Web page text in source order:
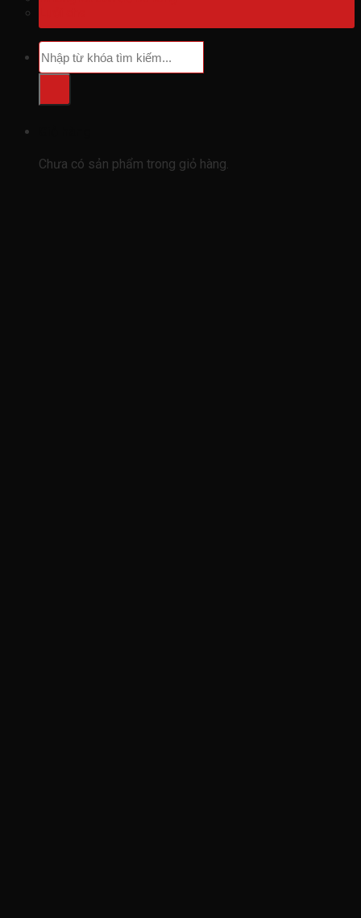
Tìm
kiếm:
Chưa có sản phẩm trong giỏ hàng.